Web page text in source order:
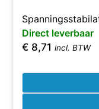
Direct leverbaar
€ 8,71 incl. BTW